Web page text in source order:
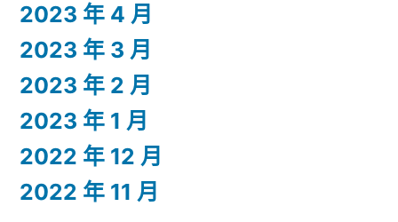
2023 年 4 月
2023 年 3 月
2023 年 2 月
2023 年 1 月
2022 年 12 月
2022 年 11 月